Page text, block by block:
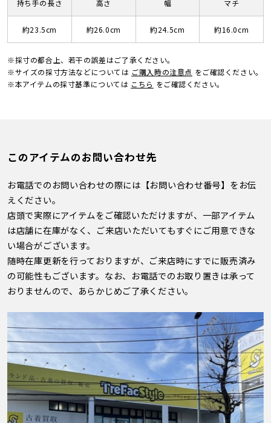
持ち手の長さ
約23.5cm
高さ
約26.0cm
幅
約24.5cm
マチ
約16.0cm
※採寸の都合上、若干の誤差はご了承ください。
※サイズの採寸方法などについては ご購入時の注意点 をご確認ください。
※本アイテムの採寸基準については こちら をご確認ください。
このアイテムのお問い合わせ先
お電話でのお問い合わせの際には【お問い合わせ番号】をお伝
えください。
店頭で実際にアイテムをご確認いただけますが、一部アイテム
は店舗に在庫がなく、ご来店いただいてもすぐにご用意できな
い場合がございます。
随時在庫更新を行っておりますが、ご来店時にすでに販売済み
の可能性もございます。なお、お電話でのお取り置きは承って
おりませんので、あらかじめご了承ください。